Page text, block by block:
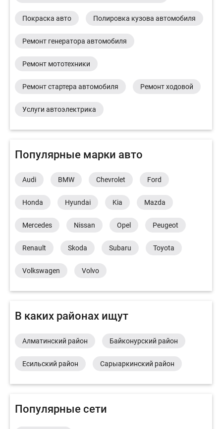
Покраска авто Полировка кузова автомобиля
Ремонт генератора автомобиля
Ремонт мототехники
Ремонт стартера автомобиля Ремонт ходовой
Услуги автоэлектрика
Популярные марки авто
Audi BMW Chevrolet Ford
Honda Hyundai Kia Mazda
Mercedes Nissan Opel Peugeot
Renault Skoda Subaru Toyota
Volkswagen Volvo
В каких районах ищут
Алматинский район Байконурский район
Есильский район Сарыаркинский район
Популярные сети